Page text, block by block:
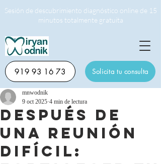
Solicita tu consulta
919 93 16 73
Sesión de descubrimiento diagnóstico online de 15
minutos totalmente gratuita
DESPUÉS DE
UNA REUNIÓN
DIFÍCIL:
mnwodnik
9 oct 2025 4 min de lectura